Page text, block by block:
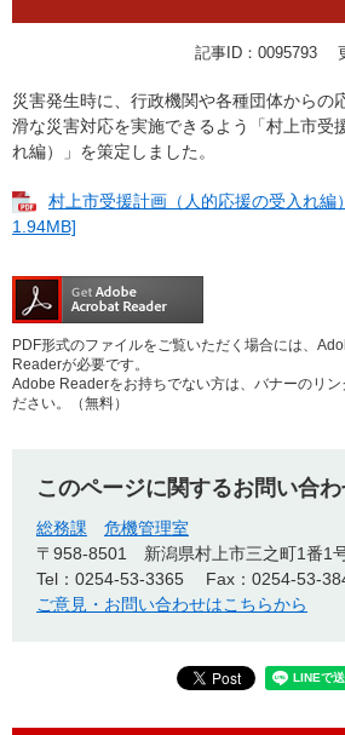
記事ID：0095793
災害発生時に、行政機関や各種団体からの
滑な災害対応を実施できるよう「村上市受
れ編）」を策定しました。
村上市受援計画（人的応援の受入れ編
1.94MB]
PDF形式のファイルをご覧いただく場合には、
Readerが必要です。
Adobe Readerをお持ちでない方は、バナーのリン
ださい。（無料）
このページに関するお問い合
総務課
危機管理室
〒958-8501
新潟県村上市三之町1番1
Tel：0254-53-3365
Fax：0254-53-
ご意見・お問い合わせはこちらから